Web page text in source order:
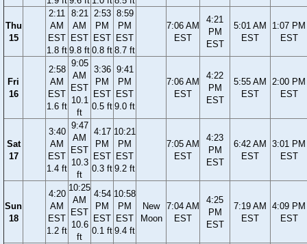
Thu
15
2:11
AM
EST
1.8 ft
8:21
AM
EST
9.8 ft
2:53
PM
EST
0.8 ft
8:59
PM
EST
8.7 ft
7:06 AM
EST
4:21
PM
EST
5:01 AM
EST
1:07 PM
EST
Fri
16
2:58
AM
EST
1.6 ft
9:05
AM
EST
10.1
ft
3:36
PM
EST
0.5 ft
9:41
PM
EST
9.0 ft
7:06 AM
EST
4:22
PM
EST
5:55 AM
EST
2:00 PM
EST
Sat
17
3:40
AM
EST
1.4 ft
9:47
AM
EST
10.3
ft
4:17
PM
EST
0.3 ft
10:21
PM
EST
9.2 ft
7:05 AM
EST
4:23
PM
EST
6:42 AM
EST
3:01 PM
EST
Sun
18
4:20
AM
EST
1.2 ft
10:25
AM
EST
10.6
ft
4:54
PM
EST
0.1 ft
10:58
PM
EST
9.4 ft
New
Moon
7:04 AM
EST
4:25
PM
EST
7:19 AM
EST
4:09 PM
EST